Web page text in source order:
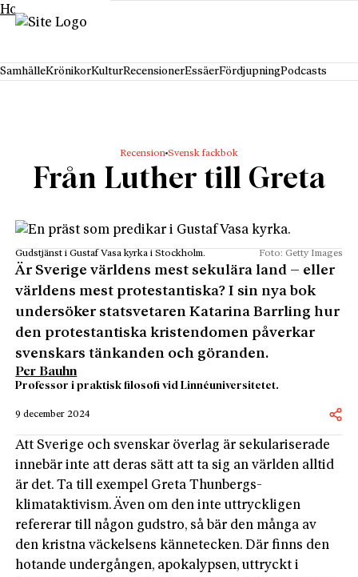
Hoppa till innehåll
SamhälleKrönikorKulturRecensionerEssäerFördjupningPodcasts
Recension Svensk fackbok
Från Luther till Greta
Gudstjänst i Gustaf Vasa kyrka i Stockholm. Foto: Getty Images
Är Sverige världens mest sekulära land – eller
världens mest protestantiska? I sin nya bok
undersöker statsvetaren Katarina Barrling hur
den protestantiska kristendomen påverkar
svenskars tänkanden och göranden.
Per Bauhn
Professor i praktisk filosofi vid Linnéuniversitetet.
9 december 2024
Att Sverige och svenskar överlag är sekulariserade
innebär inte att deras sätt att ta sig an världen alltid
är det. Ta till exempel Greta Thun­­­­­bergs­
klimataktivism. Även om den inte uttryckligen
refererar till någon gudstro, så bär den många av
den kristna väckelsens kännetecken. Där finns den
hotande undergången, apokalypsen, uttryckt i